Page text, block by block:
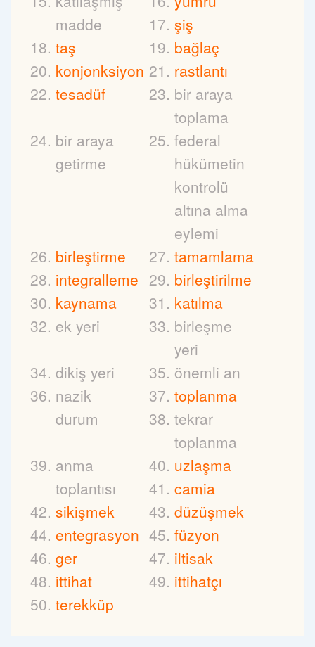
madde
şiş
taş
bağlaç
konjonksiyon
rastlantı
tesadüf
bir araya
toplama
bir araya
getirme
federal
hükümetin
kontrolü
altına alma
eylemi
birleştirme
tamamlama
integralleme
birleştirilme
kaynama
katılma
ek yeri
birleşme
yeri
dikiş yeri
önemli an
nazik
durum
toplanma
tekrar
toplanma
anma
toplantısı
uzlaşma
camia
sikişmek
düzüşmek
entegrasyon
füzyon
ger
iltisak
ittihat
ittihatçı
terekküp